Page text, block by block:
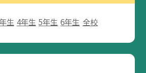
生 4年生 5年生 6年生 全校